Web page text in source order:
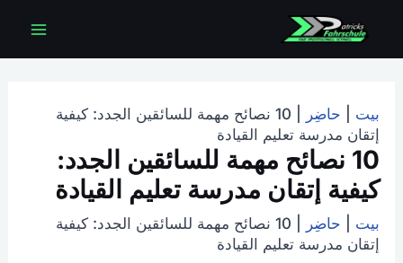
بيت حاضِر
10 نصائح مهمة للسائقين الجدد: كيفية
إتقان مدرسة تعليم القيادة
10 نصائح مهمة للسائقين الجدد:
كيفية إتقان مدرسة تعليم القيادة
بيت حاضِر
10 نصائح مهمة للسائقين الجدد: كيفية
إتقان مدرسة تعليم القيادة